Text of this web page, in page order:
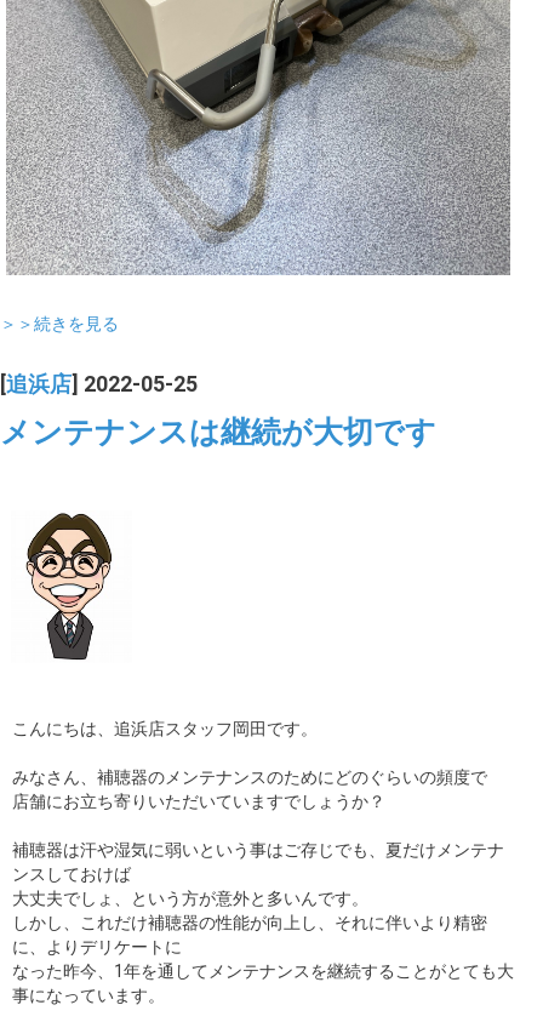
＞＞続きを見る
[追浜店] 2022-05-25
メンテナンスは継続が大切です
こんにちは、追浜店スタッフ岡田です。
みなさん、補聴器のメンテナンスのためにどのぐらいの頻度で
店舗にお立ち寄りいただいていますでしょうか？
補聴器は汗や湿気に弱いという事はご存じでも、夏だけメンテナ
ンスしておけば
大丈夫でしょ、という方が意外と多いんです。
しかし、これだけ補聴器の性能が向上し、それに伴いより精密
に、よりデリケートに
なった昨今、1年を通してメンテナンスを継続することがとても大
事になっています。